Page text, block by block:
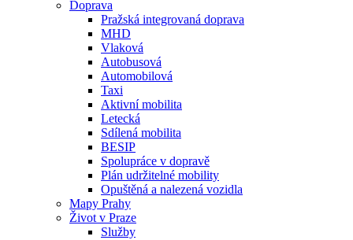
Doprava
Pražská integrovaná doprava
MHD
Vlaková
Autobusová
Automobilová
Taxi
Aktivní mobilita
Letecká
Sdílená mobilita
BESIP
Spolupráce v dopravě
Plán udržitelné mobility
Opuštěná a nalezená vozidla
Mapy Prahy
Život v Praze
Služby